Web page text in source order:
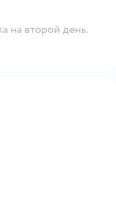
на второй день.